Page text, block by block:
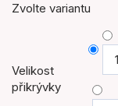
Zvolte variantu
Velikost
přikrývky